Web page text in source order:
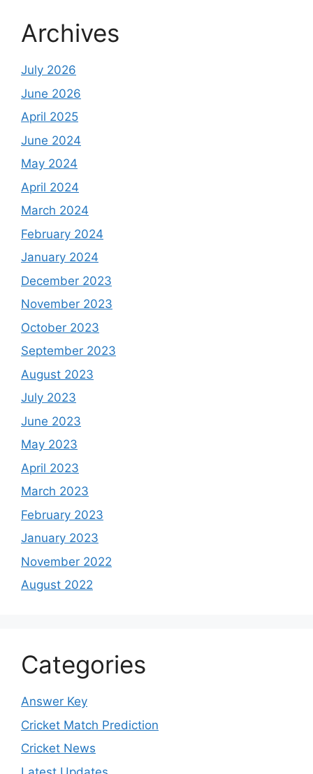
Archives
July 2026
June 2026
April 2025
June 2024
May 2024
April 2024
March 2024
February 2024
January 2024
December 2023
November 2023
October 2023
September 2023
August 2023
July 2023
June 2023
May 2023
April 2023
March 2023
February 2023
January 2023
November 2022
August 2022
Categories
Answer Key
Cricket Match Prediction
Cricket News